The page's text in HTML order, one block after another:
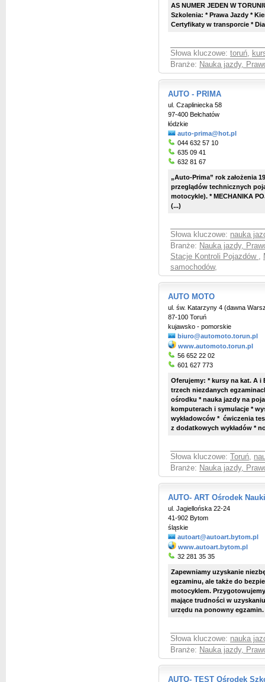
AS NUMER JEDEN W
Szkolenia: * Prawa Jazdy *
Certyfikaty w transporcie *
Słowa kluczowe: toruń,
Branże: Nauka jazdy,
AUTO - PRIMA
ul. Czapliniecka 58
97-400 Bełchatów
łódzkie
auto-prima@hot.pl
044 632 57 10
635 09 41
632 81 67
„Auto-Prima” rok założenia
przeglądów technicznych
motocykle). * MECHANIKA
(...)
Słowa kluczowe: nauka
Branże: Nauka jazdy,
Stacje Kontroli Pojazdów ,
samochodów,
AUTO MOTO
ul. św. Katarzyny 4 (dawna
87-100 Toruń
kujawsko - pomorskie
biuro@automoto.torun.pl
www.automoto.torun.pl
56 652 22 02
601 627 773
Oferujemy: * kursy na kat. A i
trzech niezdanych
ośrodku * nauka jazdy na
komputerach i symulacje *
wykładowców * ćwiczenia
z dodatkowych wykładów *
Słowa kluczowe: Toruń,
Branże: Nauka jazdy,
AUTO- ART Ośrodek
ul. Jagiellońska 22-24
41-902 Bytom
śląskie
autoart@autoart.bytom.pl
www.autoart.bytom.pl
32 281 35 35
Zapewniamy uzyskanie
egzaminu, ale także do
motocyklem.
mające trudności w
urzędu na ponowny
Słowa kluczowe: nauka
Branże: Nauka jazdy,
AUTO- TEST Ośrodek